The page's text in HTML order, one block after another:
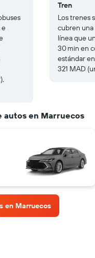
e
Tren
Los trenes
cubren
línea que
30 min en
estándar
321 MAD
autos en Marruecos
en Marruecos